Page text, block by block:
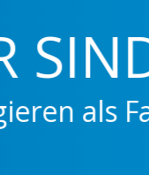
als